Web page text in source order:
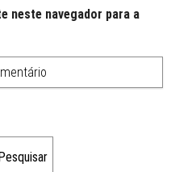
neste navegador para a